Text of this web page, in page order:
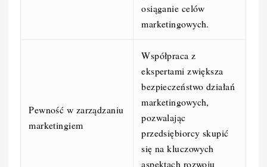
osiąganie celów
marketingowych.
Pewność w zarządzaniu
marketingiem
Współpraca z
ekspertami zwiększa
bezpieczeństwo działań
marketingowych,
pozwalając
przedsiębiorcy skupić
się na kluczowych
aspektach rozwoju